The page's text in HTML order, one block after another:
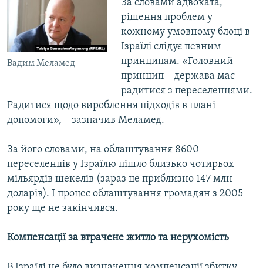
Вадим Меламед
За словами адвоката,
рішення проблем у
кожному умовному блоці в
Ізраїлі слідує певним
принципам. «Головний
принцип – держава має
радитися з переселенцями.
Радитися щодо вироблення підходів в плані
допомоги», – зазначив Меламед.
За його словами, на облаштування 8600
переселенців у Ізраїлю пішло близько чотирьох
мільярдів шекелів (зараз це приблизно 147 млн
доларів). І процес облаштування громадян з 2005
року ще не закінчився.
Компенсації за втрачене житло та нерухомість